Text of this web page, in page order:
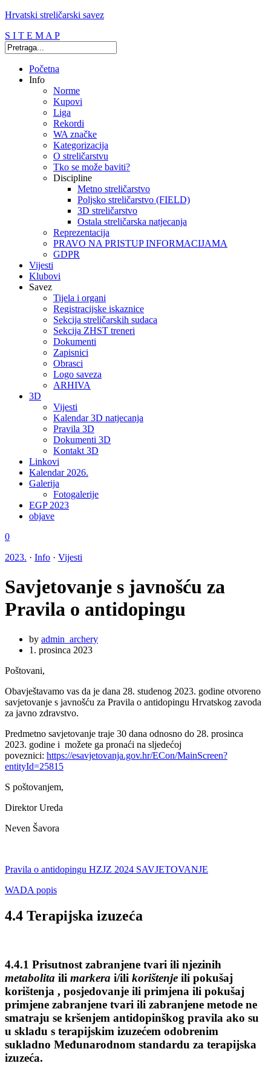
Hrvatski streličarski savez
S I T E M A P
Početna
Info
Norme
Kupovi
Liga
Rekordi
WA značke
Kategorizacija
O streličarstvu
Tko se može baviti?
Discipline
Metno streličarstvo
Poljsko streličarstvo (FIELD)
3D streličarstvo
Ostala streličarska natjecanja
Reprezentacija
PRAVO NA PRISTUP INFORMACIJAMA
GDPR
Vijesti
Klubovi
Savez
Tijela i organi
Registracijske iskaznice
Sekcija streličarskih sudaca
Sekcija ZHST treneri
Dokumenti
Zapisnici
Obrasci
Logo saveza
ARHIVA
3D
Vijesti
Kalendar 3D natjecanja
Pravila 3D
Dokumenti 3D
Kontakt 3D
Linkovi
Kalendar 2026.
Galerija
Fotogalerije
EGP 2023
objave
0
2023. · Info · Vijesti
Savjetovanje s javnošću za
Pravila o antidopingu
by admin_archery
1. prosinca 2023
Poštovani,
Obavještavamo vas da je dana 28. studenog 2023. godine otvoreno
savjetovanje s javnošću za Pravila o antidopingu Hrvatskog zavoda
za javno zdravstvo.
Predmetno savjetovanje traje 30 dana odnosno do 28. prosinca
2023. godine i možete ga pronaći na sljedećoj
poveznici: https://esavjetovanja.gov.hr/ECon/MainScreen?
entityId=25815
S poštovanjem,
Direktor Ureda
Neven Šavora
Pravila o antidopingu HZJZ 2024 SAVJETOVANJE
WADA popis
4.4 Terapijska izuzeća
4.4.1 Prisutnost zabranjene tvari ili njezinih
metabolita ili markera i/ili korištenje ili pokušaj
korištenja , posjedovanje ili primjena ili pokušaj
primjene zabranjene tvari ili zabranjene metode ne
smatraju se kršenjem antidopinškog pravila ako su
u skladu s terapijskim izuzećem odobrenim
sukladno Međunarodnom standardu za terapijska
izuzeća.